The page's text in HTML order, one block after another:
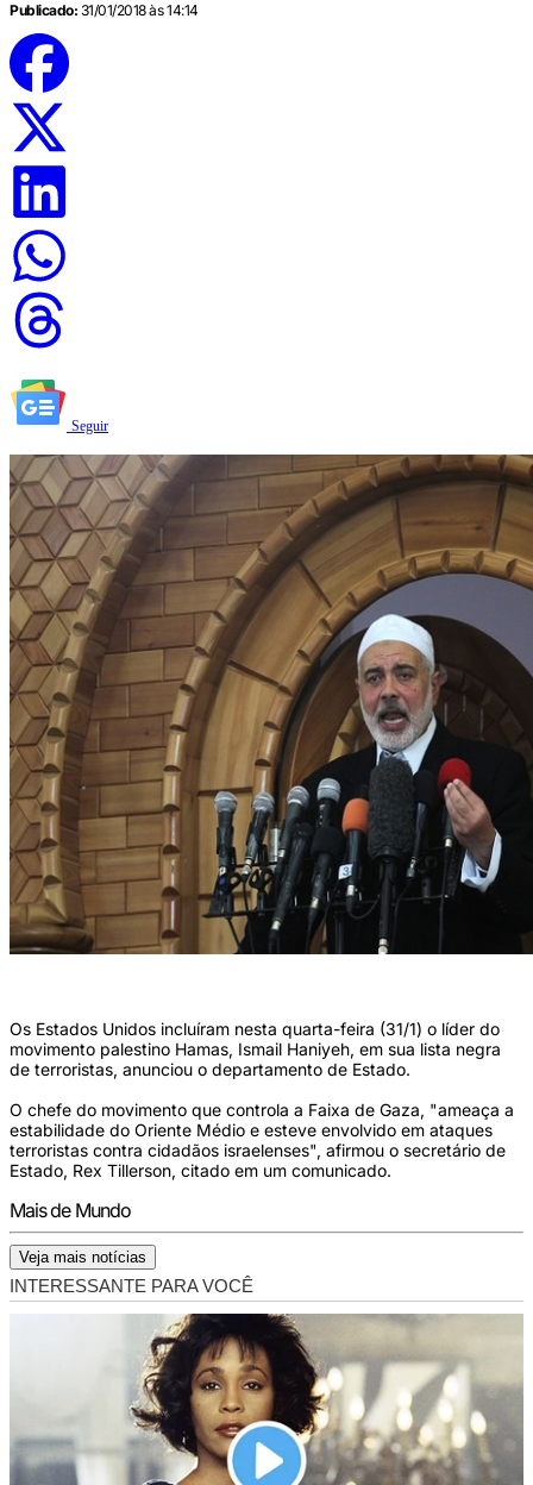
Publicado: 31/01/2018 às 14:14
Seguir
Os Estados Unidos incluíram nesta quarta-feira (31/1) o líder do
movimento palestino Hamas, Ismail Haniyeh, em sua lista negra
de terroristas, anunciou o departamento de Estado.
O chefe do movimento que controla a Faixa de Gaza, "ameaça a
estabilidade do Oriente Médio e esteve envolvido em ataques
terroristas contra cidadãos israelenses", afirmou o secretário de
Estado, Rex Tillerson, citado em um comunicado.
Mais de Mundo
Veja mais notícias